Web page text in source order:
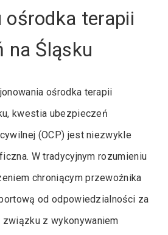
ośrodka terapii
na Śląsku
ośrodka terapii
kwestia ubezpieczeń
(OCP) jest niezwykle
W tradycyjnym rozumieniu
chroniącym przewoźnika
od odpowiedzialności za
z wykonywaniem